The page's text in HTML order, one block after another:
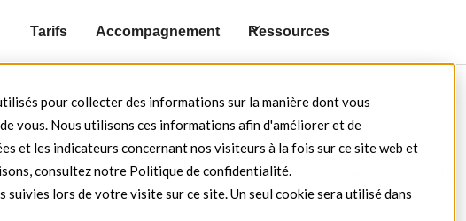
pour collecter des informations sur la manière dont vous
vous. Nous utilisons ces informations afin d'améliorer et de
et les indicateurs concernant nos visiteurs à la fois sur ce site web et
consultez notre Politique de confidentialité.
lors de votre visite sur ce site. Un seul cookie sera utilisé dans
Tarifs Accompagnement Ressources
choisir sa PA (ex-PDP) pour la facturation électronique… ou s’en
Karanext